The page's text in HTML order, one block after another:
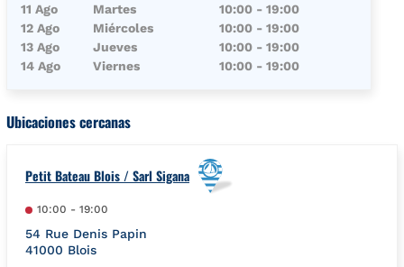
11 Ago
Martes 10:00 - 19:00
12 Ago
Miércoles 10:00 - 19:00
13 Ago
Jueves 10:00 - 19:00
14 Ago
Viernes 10:00 - 19:00
Ubicaciones cercanas
Petit Bateau Blois / Sarl Sigana
10:00 - 19:00
54 Rue Denis Papin
41000 Blois